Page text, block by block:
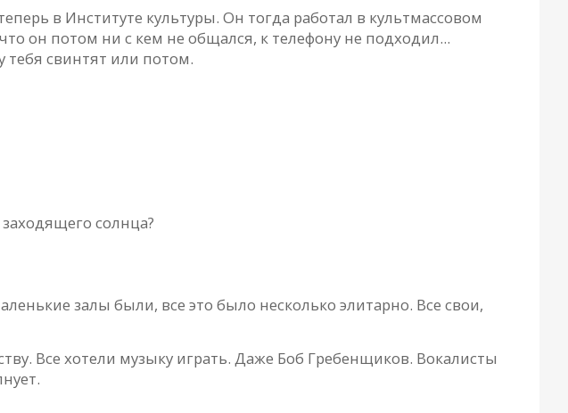
в Институте культуры. Он тогда работал в культмассовом
он потом ни с кем не общался, к телефону не подходил...
свинтят или потом.
солнца?
залы были, все это было несколько элитарно. Все свои,
Все хотели музыку играть. Даже Боб Гребенщиков. Вокалисты